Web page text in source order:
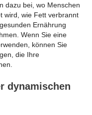
dazu bei, wo Menschen
wird, wie Fett verbrannt
Ernährung
Wenn Sie eine
können Sie
die Ihre
dynamischen